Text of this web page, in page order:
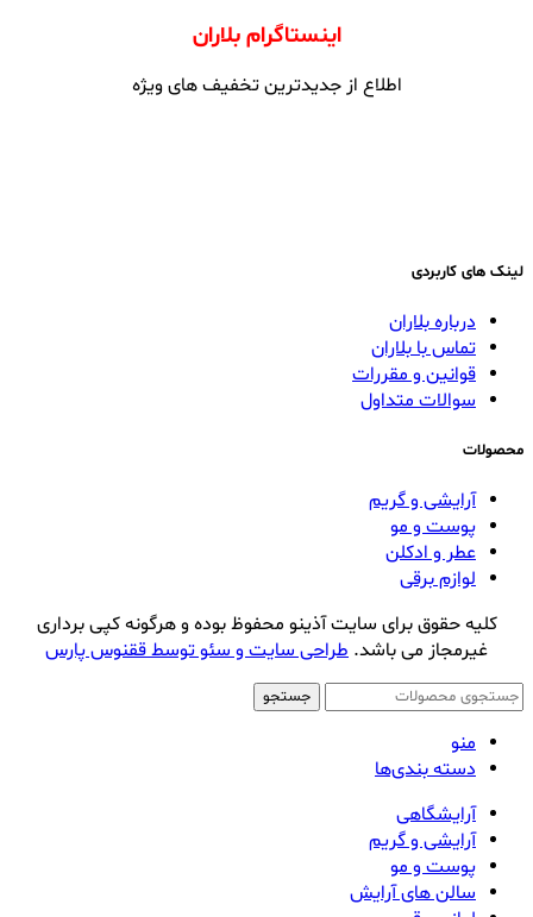
اینستاگرام بلاران
اطلاع از جدیدترین تخفیف های ویژه
لینک های کاربردی
درباره بلاران
تماس با بلاران
قوانین و مقررات
سوالات متداول
محصولات
آرایشی و گریم
پوست و مو
عطر و ادکلن
لوازم برقی
کلیه حقوق برای سایت آذینو محفوظ بوده و هرگونه کپی برداری
غیرمجاز می باشد. طراحی سایت و سئو توسط ققنوس پارس
جستجو
منو
دسته بندی‌ها
آرایشگاهی
آرایشی و گریم
پوست و مو
سالن های آرایش